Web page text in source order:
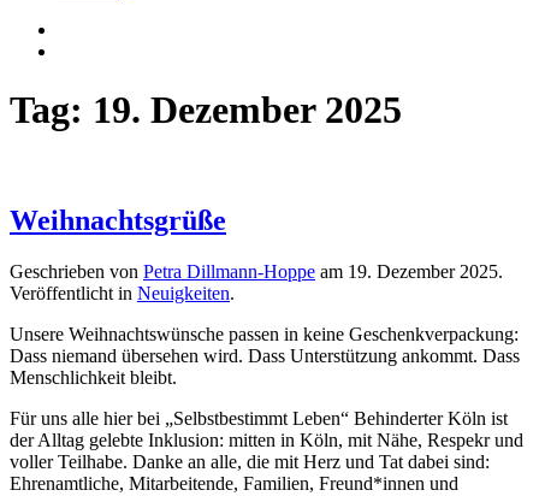
Tag: 19. Dezember 2025
Weihnachtsgrüße
Geschrieben von Petra Dillmann-Hoppe am 19. Dezember 2025.
Veröffentlicht in Neuigkeiten.
Unsere Weihnachtswünsche passen in keine Geschenkverpackung:
Dass niemand übersehen wird. Dass Unterstützung ankommt. Dass
Menschlichkeit bleibt.
Für uns alle hier bei „Selbstbestimmt Leben“ Behinderter Köln ist
der Alltag gelebte Inklusion: mitten in Köln, mit Nähe, Respekr und
voller Teilhabe. Danke an alle, die mit Herz und Tat dabei sind:
Ehrenamtliche, Mitarbeitende, Familien, Freund*innen und